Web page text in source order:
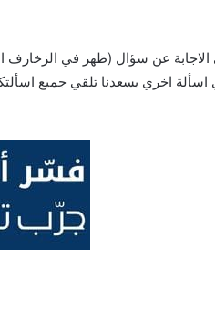
عن سؤال (ظهر في الزخارف